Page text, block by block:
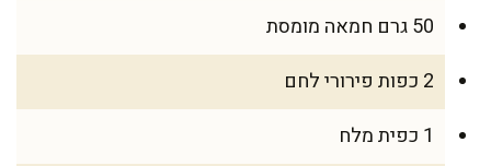
50 גרם חמאה מומסת
2 כפות פירורי לחם
1 כפית מלח